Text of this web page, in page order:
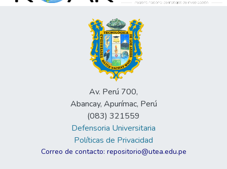
Av. Perú 700,
Abancay, Apurímac, Perú
(083) 321559
Defensoria Universitaria
Políticas de Privacidad
Correo de contacto: repositorio@utea.edu.pe